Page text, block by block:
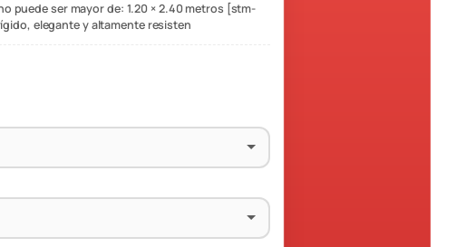
puede ser mayor de: 1.20 × 2.40 metros [stm-
elegante y altamente resisten